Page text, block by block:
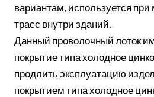
вариантам, используется
трасс внутри зданий.
Данный проволочный лоток
покрытие типа холодное
продлить эксплуатацию
покрытием типа холодное